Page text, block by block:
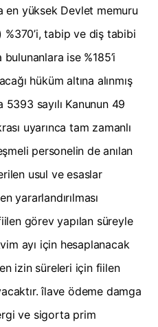
en yüksek Devlet memuru
%370’i, tabip ve diş tabibi
ise %185’i
hüküm altına alınmış
sayılı Kanunun 49
uyarınca tam zamanlı
personelin de anılan
usul ve esaslar
yararlandırılması
görev yapılan süreyle
ayı için hesaplanacak
izin süreleri için fiilen
îlave ödeme damga
ve sigorta prim